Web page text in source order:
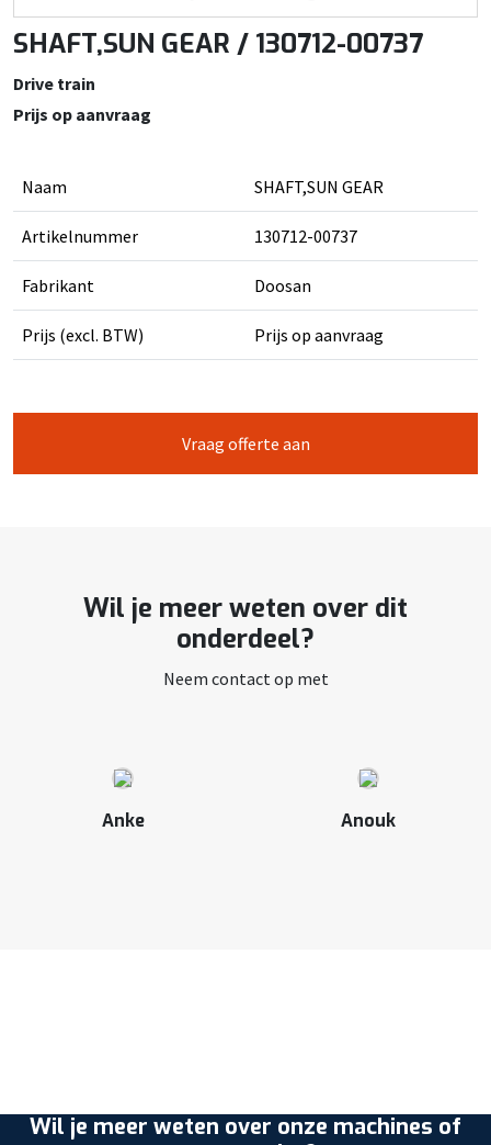
SHAFT,SUN GEAR / 130712-00737
Drive train
Prijs op aanvraag
Naam SHAFT,SUN GEAR
Artikelnummer 130712-00737
Fabrikant Doosan
Prijs (excl. BTW) Prijs op aanvraag
Vraag offerte aan
Wil je meer weten over dit
onderdeel?
Neem contact op met
Anke Anouk
Wil je meer weten over onze machines of